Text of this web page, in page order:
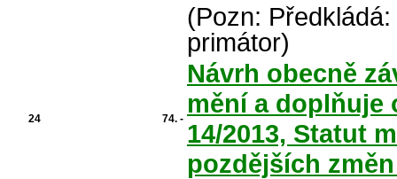
(Pozn:
primátor)
24 74. -
Návrh obecně
mění a doplňuje
14/2013, Statut
pozdějších